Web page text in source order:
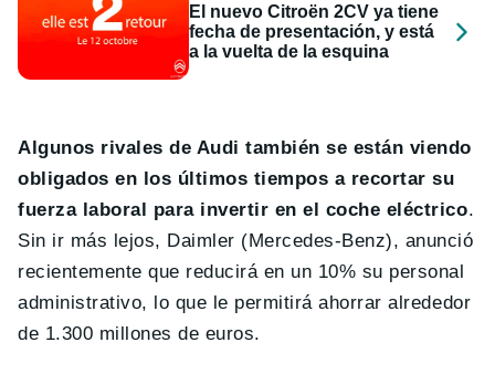
El nuevo Citroën 2CV ya tiene
fecha de presentación, y está
a la vuelta de la esquina
Algunos rivales de Audi también se están viendo
obligados en los últimos tiempos a recortar su
fuerza laboral para invertir en el coche eléctrico.
Sin ir más lejos, Daimler (Mercedes-Benz), anunció
recientemente que reducirá en un 10% su personal
administrativo, lo que le permitirá ahorrar alrededor
de 1.300 millones de euros.